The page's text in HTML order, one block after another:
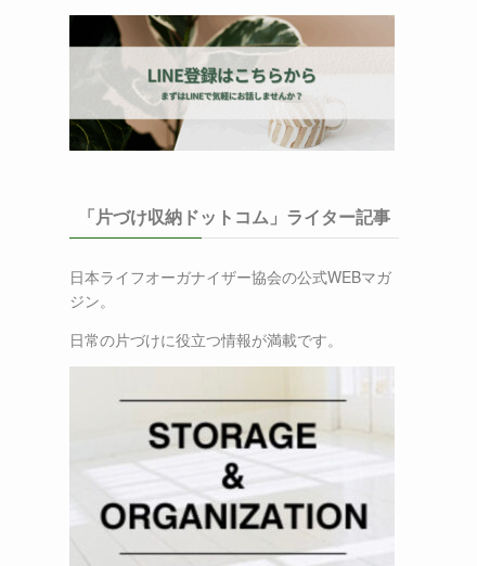
「片づけ収納ドットコム」ライター記事
日本ライフオーガナイザー協会の公式WEBマガ
ジン。
日常の片づけに役立つ情報が満載です。